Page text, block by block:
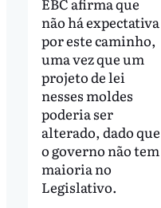
não há expectativa
por este caminho,
uma vez que um
projeto de lei
nesses moldes
poderia ser
alterado, dado que
o governo não tem
maioria no
Legislativo.